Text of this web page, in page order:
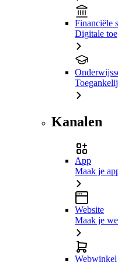
Financiële
Digitale
Kanalen
App
Maak je
Website
Maak je
Webwinkel